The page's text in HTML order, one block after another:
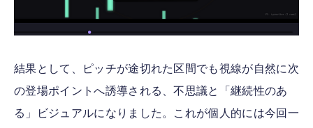
結果として、ピッチが途切れた区間でも視線が自然に次
の登場ポイントへ誘導される、不思議と「継続性のあ
る」ビジュアルになりました。これが個人的には今回一